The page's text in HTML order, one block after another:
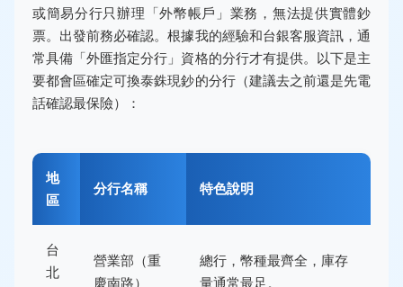
或簡易分行只辦理「外幣帳戶」業務，無法提供實體鈔
票。出發前務必確認。根據我的經驗和台銀客服資訊，通
常具備「外匯指定分行」資格的分行才有提供。以下是主
要都會區確定可換泰銖現鈔的分行（建議去之前還是先電
話確認最保險）：
地
區
分行名稱 特色說明
台
北
營業部（重
慶南路）
總行，幣種最齊全，庫存
量通常最足。